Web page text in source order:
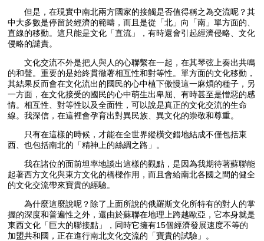
但是，在現實中南北兩方國家的接觸是否值得稱之為交流呢？其
中大多數是停留於經濟的範疇，而且是從「北」向「南」單方面的、
直線的移動。這只能是文化「直流」，有時還會引起經濟侵略、文化
侵略的譴責。
文化交流不外是把人與人的心聯繫在一起，在其琴弦上奏出共鳴
的和聲。重要的是始終貫徹著相互性和對等性。單方面的文化移動，
其結果反而會在文化流出的國民的心中植下傲慢這一麻煩的種子，另
一方面，在文化接受的國民的心中萌生出卑屈、有時甚至是憎惡的感
情。相互性、對等性以及全面性，可以說是真正的文化交流的生命
線。我深信，在這裡會孕育出對異民族、異文化的崇敬和尊重。
只有在這樣的時候，才能在全世界縱橫交錯地結成不僅包括東
西、也包括南北的「精神上的絲綢之路」。
我在諸位的面前坦率地談出這樣的觀點，是因為我期待著蘇聯能
起著西方文化與東方文化的橋樑作用，而且會給南北各國之間的健全
的文化交流帶來寶貴的經驗。
為什麼這麼說呢？除了上面所說的俄羅斯文化所特有的對人的掌
握的深度和普遍性之外，還由於蘇聯在地理上跨越歐亞，它本身就是
東西文化「巨大的聯接點」，同時它擁有15個經濟發展速度不等的
加盟共和國，正在進行南北文化交流的「寶貴的試驗」。